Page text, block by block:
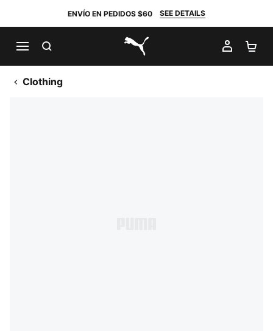
ENVÍO EN PEDIDOS $60 SEE DETAILS
PUMA.com
MI
Clothing